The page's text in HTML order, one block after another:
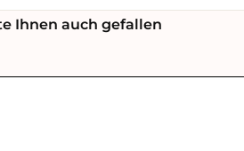
Ihnen auch gefallen